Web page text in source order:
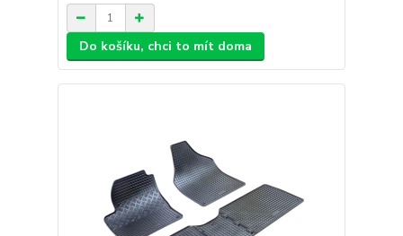
Do košíku, chci to mít doma